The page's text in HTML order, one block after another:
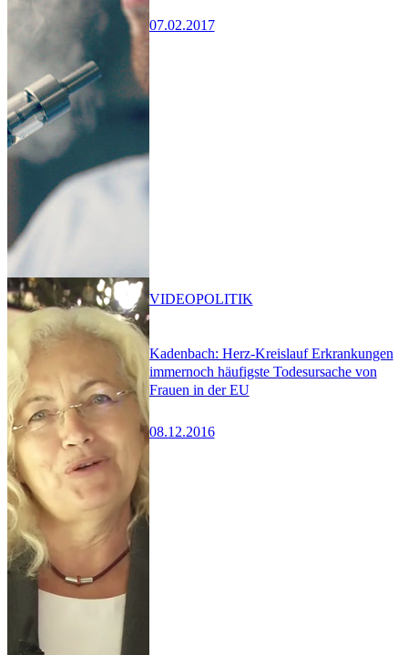
07.02.2017
Kadenbach: Herz-Kreislauf Erkrankungen
immernoch häufigste Todesursache von
Frauen in der EU
08.12.2016
VIDEOPOLITIK